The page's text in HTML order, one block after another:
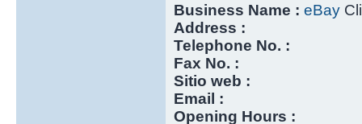
Business Name : eBay
Address :
Telephone No. :
Fax No. :
Sitio web :
Email :
Opening Hours :